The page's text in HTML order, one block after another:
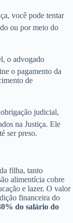
você pode tentar
ou por meio do
o advogado
o pagamento da
de
judicial,
na Justiça. Ele
ser preso.
filha, tanto
alimentícia cobre
e lazer. O valor
financeira do
do salário do